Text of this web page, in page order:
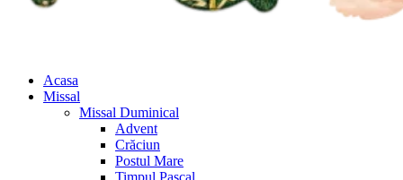
Acasa
Missal
Missal Duminical
Advent
Crăciun
Postul Mare
Timpul Pascal